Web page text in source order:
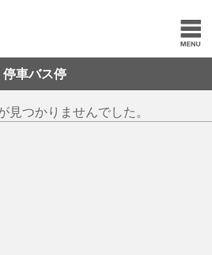
停車バス停
見つかりませんでした。